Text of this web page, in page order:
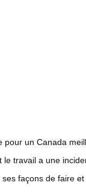
pour un Canada
le travail a une
façons de faire